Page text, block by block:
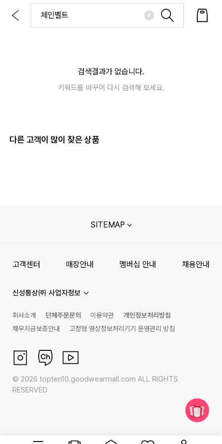
검색결과가 없습니다.
키워드를 바꾸어 다시 검색해 보세요.
다른 고객이 많이 찾은 상품
SITEMAP
고객센터 매장안내 멤버십 안내 채용안내
신성통상㈜ 사업자정보
회사소개 단체주문문의 이용약관
개인정보처리방침
채무지급보증안내
고정형 영상정보처리기기 운영관리 방침
© 2026 topten10.goodwearmall.com ALL RIGHTS
RESERVED